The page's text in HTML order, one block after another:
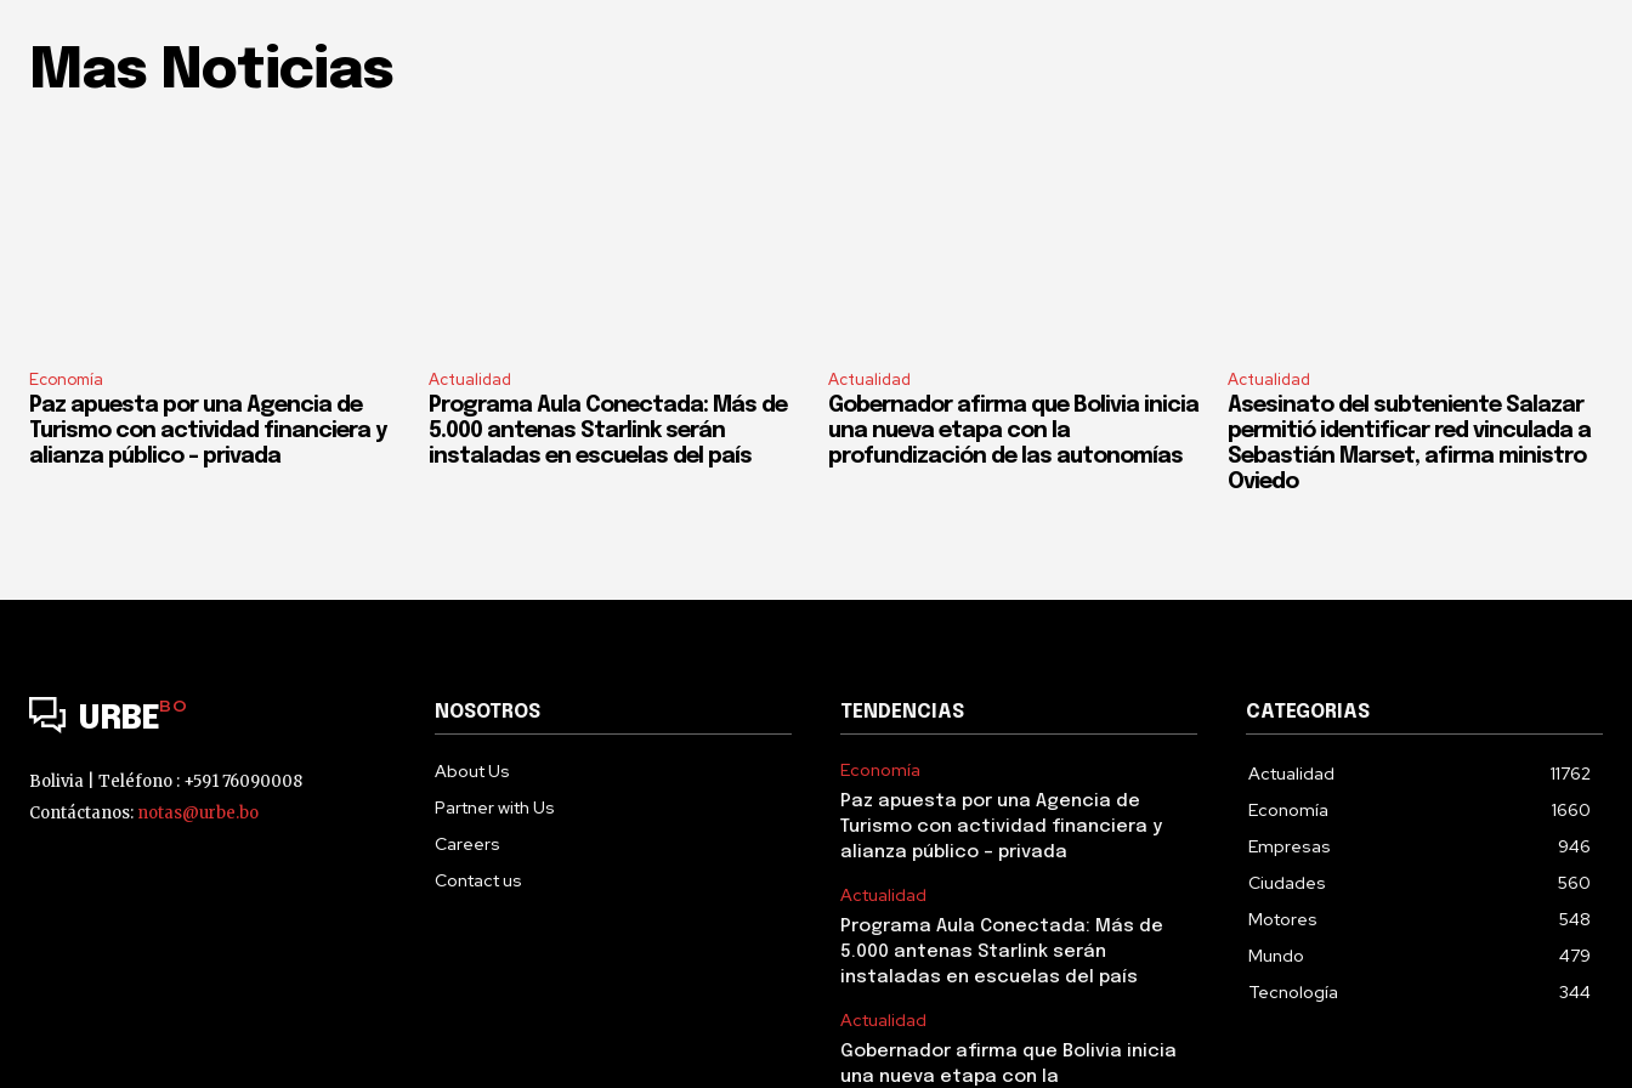
Mas Noticias
Economía
Paz apuesta por una Agencia de
Turismo con actividad financiera y
alianza público – privada
Actualidad
Programa Aula Conectada: Más de
5.000 antenas Starlink serán
instaladas en escuelas del país
Actualidad
Gobernador afirma que Bolivia inicia
una nueva etapa con la
profundización de las autonomías
Actualidad
Asesinato del subteniente Salazar
permitió identificar red vinculada a
Sebastián Marset, afirma ministro
Oviedo
URBEBO
Bolivia | Teléfono : +591 76090008
Contáctanos: notas@urbe.bo
NOSOTROS
About Us
Partner with Us
Careers
Contact us
TENDENCIAS
Economía
Paz apuesta por una Agencia de
Turismo con actividad financiera y
alianza público – privada
Actualidad
Programa Aula Conectada: Más de
5.000 antenas Starlink serán
instaladas en escuelas del país
Actualidad
Gobernador afirma que Bolivia inicia
una nueva etapa con la
CATEGORIAS
Actualidad
11762
Economía
1660
Empresas
946
Ciudades
560
Motores
548
Mundo
479
Tecnología
344